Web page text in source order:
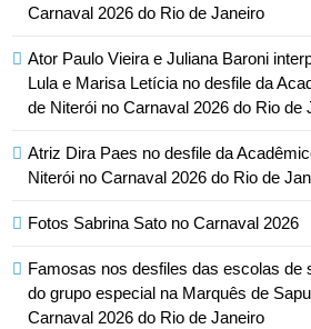
Carnaval 2026 do Rio de Janeiro
Ator Paulo Vieira e Juliana Baroni
Lula e Marisa Letícia no desfile da
de Niterói no Carnaval 2026 do Rio de
Atriz Dira Paes no desfile da
Niterói no Carnaval 2026 do Rio de
Fotos Sabrina Sato no Carnaval 2026
Famosas nos desfiles das escolas de
do grupo especial na Marquês de
Carnaval 2026 do Rio de Janeiro